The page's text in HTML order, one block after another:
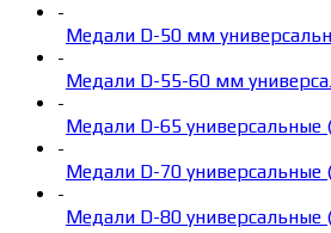
-
Медали D-50 мм
-
Медали D-55-60 мм
-
Медали D-65 универсальные
-
Медали D-70 универсальные
-
Медали D-80 универсальные